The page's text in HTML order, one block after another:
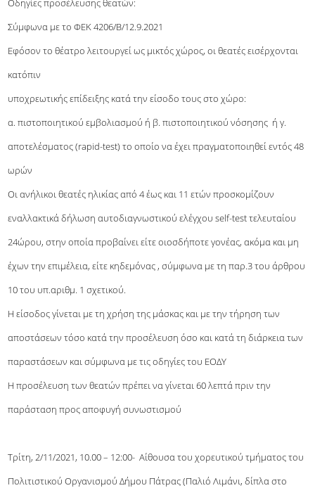
Σύμφωνα με το ΦΕΚ 4206/B/12.9.2021
Εφόσον το θέατρο λειτουργεί ως μικτός χώρος, οι θεατές εισέρχονται
κατόπιν
υποχρεωτικής επίδειξης κατά την είσοδο τους στο χώρο:
α. πιστοποιητικού εμβολιασμού ή β. πιστοποιητικού νόσησης ή γ.
αποτελέσματος (rapid-test) το οποίο να έχει πραγματοποιηθεί εντός 48
ωρών
Οι ανήλικοι θεατές ηλικίας από 4 έως και 11 ετών προσκομίζουν
εναλλακτικά δήλωση αυτοδιαγνωστικού ελέγχου self-test τελευταίου
24ώρου, στην οποία προβαίνει είτε οιοσδήποτε γονέας, ακόμα και μη
έχων την επιμέλεια, είτε κηδεμόνας , σύμφωνα με τη παρ.3 του άρθρου
10 του υπ.αριθμ. 1 σχετικού.
Η είσοδος γίνεται με τη χρήση της μάσκας και με την τήρηση των
αποστάσεων τόσο κατά την προσέλευση όσο και κατά τη διάρκεια των
παραστάσεων και σύμφωνα με τις οδηγίες του ΕΟΔΥ
Η προσέλευση των θεατών πρέπει να γίνεται 60 λεπτά πριν την
παράσταση προς αποφυγή συνωστισμού
Τρίτη, 2/11/2021, 10.00 – 12:00- Αίθουσα του χορευτικού τμήματος του
Πολιτιστικού Οργανισμού Δήμου Πάτρας (Παλιό Λιμάνι, δίπλα στο